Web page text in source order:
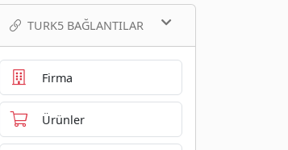
TURK5 BAĞLANTILAR
Firma
Ürünler